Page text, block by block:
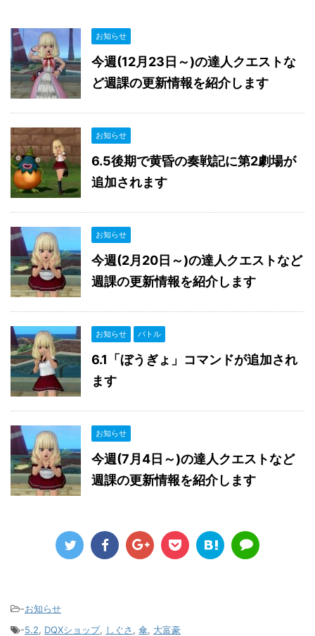
お知らせ
今週(12月23日～)の達人クエストな
ど週課の更新情報を紹介します
お知らせ
6.5後期で黄昏の奏戦記に第2劇場が
追加されます
お知らせ
今週(2月20日～)の達人クエストなど
週課の更新情報を紹介します
お知らせ バトル
6.1「ぼうぎょ」コマンドが追加され
ます
お知らせ
今週(7月4日～)の達人クエストなど
週課の更新情報を紹介します
-お知らせ
-5.2, DQXショップ, しぐさ , 傘, 大富豪